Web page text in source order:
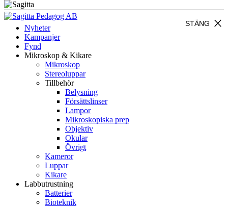
close
STÄNG
Nyheter
Kampanjer
Fynd
Mikroskop & Kikare
Mikroskop
Stereoluppar
Tillbehör
Belysning
Försättslinser
Lampor
Mikroskopiska prep
Objektiv
Okular
Övrigt
Kameror
Luppar
Kikare
Labbutrustning
Batterier
Bioteknik